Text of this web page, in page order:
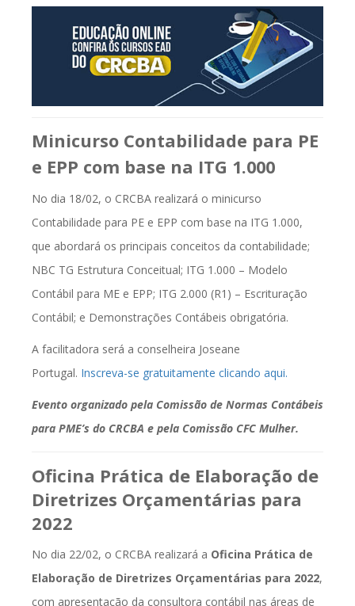
Minicurso Contabilidade para PE
e EPP com base na ITG 1.000
No dia 18/02, o CRCBA realizará o minicurso
Contabilidade para PE e EPP com base na ITG 1.000,
que abordará os principais conceitos da contabilidade;
NBC TG Estrutura Conceitual; ITG 1.000 – Modelo
Contábil para ME e EPP; ITG 2.000 (R1) – Escrituração
Contábil; e Demonstrações Contábeis obrigatória.
A facilitadora será a conselheira Joseane
Portugal. Inscreva-se gratuitamente clicando aqui.
Evento organizado pela Comissão de Normas Contábeis
para PME’s do CRCBA e pela Comissão CFC Mulher.
Oficina Prática de Elaboração de
Diretrizes Orçamentárias para
2022
No dia 22/02, o CRCBA realizará a Oficina Prática de
Elaboração de Diretrizes Orçamentárias para 2022,
com apresentação da consultora contábil nas áreas de